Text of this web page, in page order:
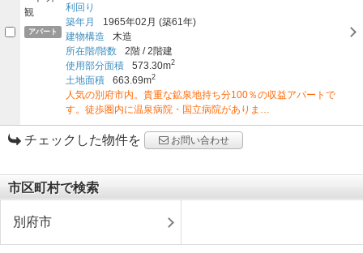
アパート
利回り
築年月
1965年02月 (築61年)
建物構造
木造
所在階/階数
2階 /2階建
使用部分面積
573.30m2
土地面積 663.69m2
人気の別府市内。貴重な鉱泉地持ち分100％の収益アパートで
す。徒歩圏内に温泉病院・国立病院がありま…
チェックした物件を お問い合わせ
市区町村で検索
別府市